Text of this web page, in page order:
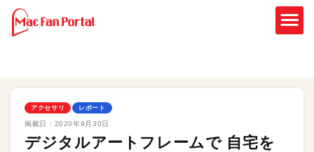
アクセサリ レポート
掲載日： 2020年9月30日
デジタルアートフレームで 自宅を